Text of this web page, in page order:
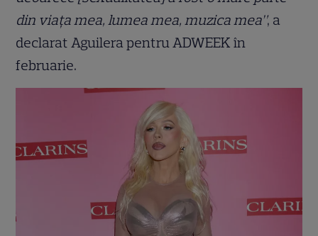
din viața mea, lumea mea, muzica mea”, a
declarat Aguilera pentru ADWEEK în
februarie.